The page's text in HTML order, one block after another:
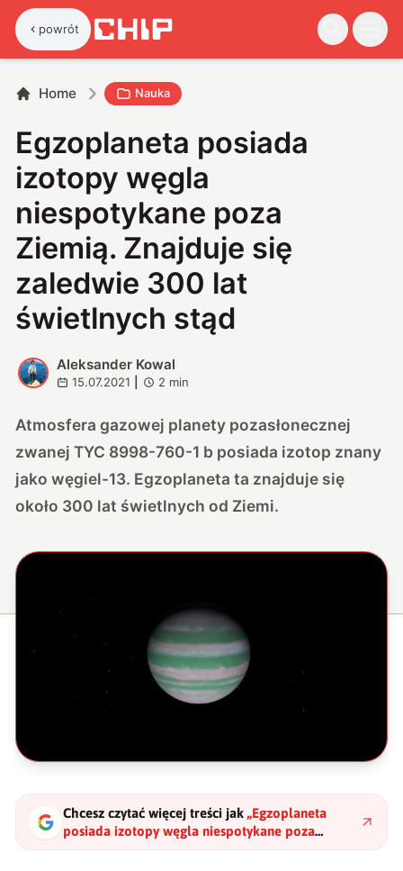
powrót
Home Nauka
Egzoplaneta posiada
izotopy węgla
niespotykane poza
Ziemią. Znajduje się
zaledwie 300 lat
świetlnych stąd
A
Aleksander Kowal
15.07.2021 2 min
Atmosfera gazowej planety pozasłonecznej
zwanej TYC 8998-760-1 b posiada izotop znany
jako węgiel-13. Egzoplaneta ta znajduje się
około 300 lat świetlnych od Ziemi.
Chcesz czytać więcej treści jak „Egzoplaneta
posiada izotopy węgla niespotykane poza
Ziemią. Znajduje się zaledwie 300 lat świetlnych